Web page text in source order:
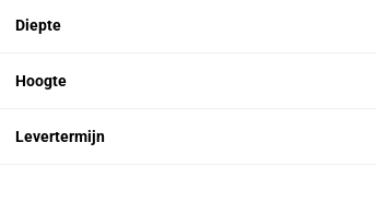
Diepte
Hoogte
Levertermijn